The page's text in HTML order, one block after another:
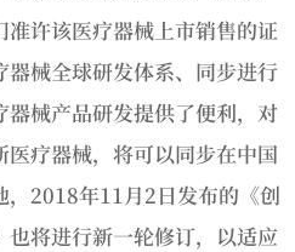
准许该医疗器械上市销售的证
械全球研发体系、同步进行
械产品研发提供了便利，对
疗器械，将可以同步在中国
，2018年11月2日发布的《创
将进行新一轮修订，以适应